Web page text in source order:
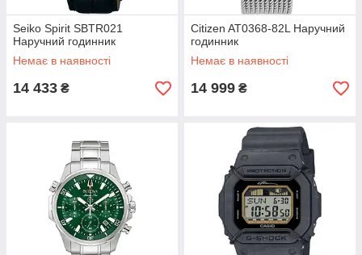
Seiko Spirit SBTR021
Наручний годинник
Немає в наявності
14 433 ₴
Citizen AT0368-82L Наручний
годинник
Немає в наявності
14 999 ₴